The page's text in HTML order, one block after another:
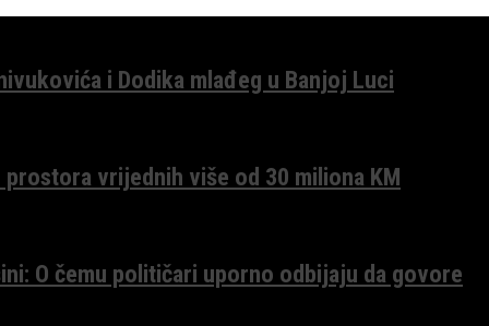
i Dodika mlađeg u Banjoj Luci
vrijednih više od 30 miliona KM
O čemu političari uporno odbijaju da govore